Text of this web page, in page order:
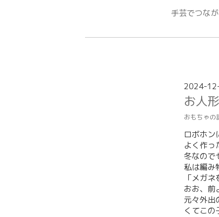
手芸でつ
2024-
お人
おもちゃの
ロボホン
よく作っ
冬なので
私は編み
「メガ
おお、前
元々外出
くてこの